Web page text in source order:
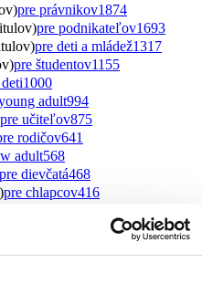
pre právnikov1874
pre podnikateľov1693
pre deti a mládež1317
pre študentov1155
1000
adult994
pre učiteľov875
rodičov641
adult568
pre dievčatá468
pre chlapcov416